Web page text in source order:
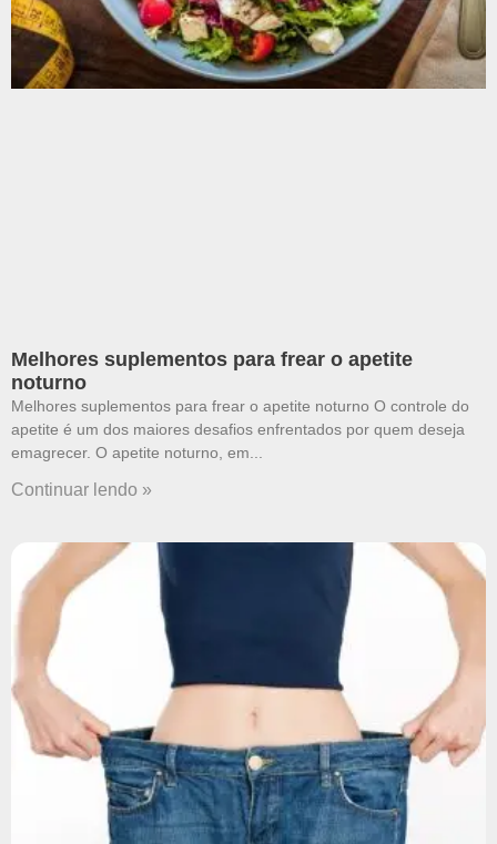
Melhores suplementos para frear o apetite
noturno
Melhores suplementos para frear o apetite noturno O controle do
apetite é um dos maiores desafios enfrentados por quem deseja
emagrecer. O apetite noturno, em
Continuar lendo »